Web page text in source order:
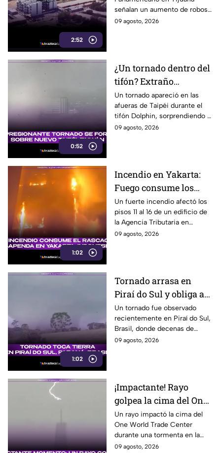
2:52
inseguridad
señalan un aumento de robos
durante los últimos tres
09 agosto, 2026
0:52
¿Un tornado dentro del
tifón? Extraño
fenómeno sorprende a
meteorólogos en
Taiwán
Un tornado apareció en las
afueras de Taipéi durante el
tifón Dolphin, sorprendiendo a
meteorólogos taiwaneses que
09 agosto, 2026
1:02
Incendio en Yakarta:
Fuego consume los
últimos pisos de
edificio de la Agencia
Tributaria
Un fuerte incendio afectó los
pisos 11 al 16 de un edificio de
la Agencia Tributaria en
Yakarta, Indonesia, provocando
09 agosto, 2026
1:02
Tornado arrasa en
Piraí do Sul y obliga a
familias a abandonar
sus hogares
Un tornado fue observado
recientemente en Piraí do Sul,
Brasil, donde decenas de
viviendas resultaron afectadas
09 agosto, 2026
¡Impactante! Rayo
golpea la cima del One
World Trade Center en
Nueva York
Un rayo impactó la cima del
One World Trade Center
durante una tormenta en la
costa este de Estados Unidos,
09 agosto, 2026